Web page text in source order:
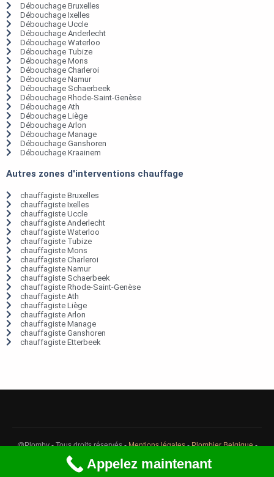
Débouchage Bruxelles
Débouchage Ixelles
Débouchage Uccle
Débouchage Anderlecht
Débouchage Waterloo
Débouchage Tubize
Débouchage Mons
Débouchage Charleroi
Débouchage Namur
Débouchage Schaerbeek
Débouchage Rhode-Saint-Genèse
Débouchage Ath
Débouchage Liège
Débouchage Arlon
Débouchage Manage
Débouchage Ganshoren
Débouchage Kraainem
Autres zones d'interventions chauffage
chauffagiste Bruxelles
chauffagiste Ixelles
chauffagiste Uccle
chauffagiste Anderlecht
chauffagiste Waterloo
chauffagiste Tubize
chauffagiste Mons
chauffagiste Charleroi
chauffagiste Namur
chauffagiste Schaerbeek
chauffagiste Rhode-Saint-Genèse
chauffagiste Ath
chauffagiste Liège
chauffagiste Arlon
chauffagiste Manage
chauffagiste Ganshoren
chauffagiste Etterbeek
@Plomby - Tous droits réservés -Mentions légales-Plombier Belgique-
Débouchage Belgique
Appelez maintenant